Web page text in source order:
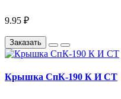
9.95 ₽
Заказать
Крышка СпК-190 К И СТ